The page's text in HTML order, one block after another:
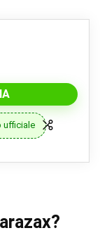
ufficiale